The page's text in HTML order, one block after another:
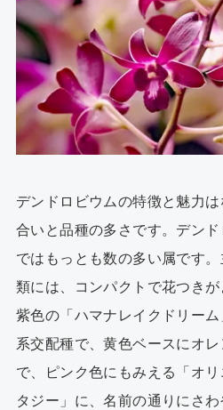
デンドロビウムの特徴と魅力
合いと品種の多さです。デン
ではもっとも数の多い属です
類には、コンパクトで花つき
紫色の「ハマナレイクドリー
系交配種で、黄色ベースにオ
で、ピンク色にもみえる「オ
タジー」に、名前の通りにさ